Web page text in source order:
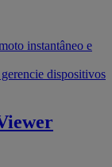
instantâneo e
dispositivos